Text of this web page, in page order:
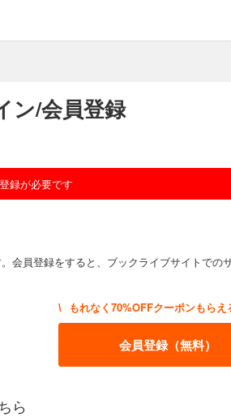
ン/会員登録
録が必要です
会員登録をすると、ブックライブサイトで
\ もれなく70%OFFクーポンもらえ
会員登録（無料）
ら